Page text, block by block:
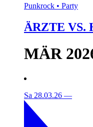
Punkrock • Party
ÄRZTE VS.
MÄR
Sa 28.03.26 —